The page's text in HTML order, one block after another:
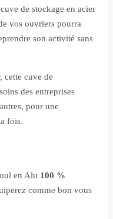
de stockage en acier
vos ouvriers pourra
son activité sans
cette cuve de
des entreprises
pour une
fois.
en Alu 100 %
comme bon vous